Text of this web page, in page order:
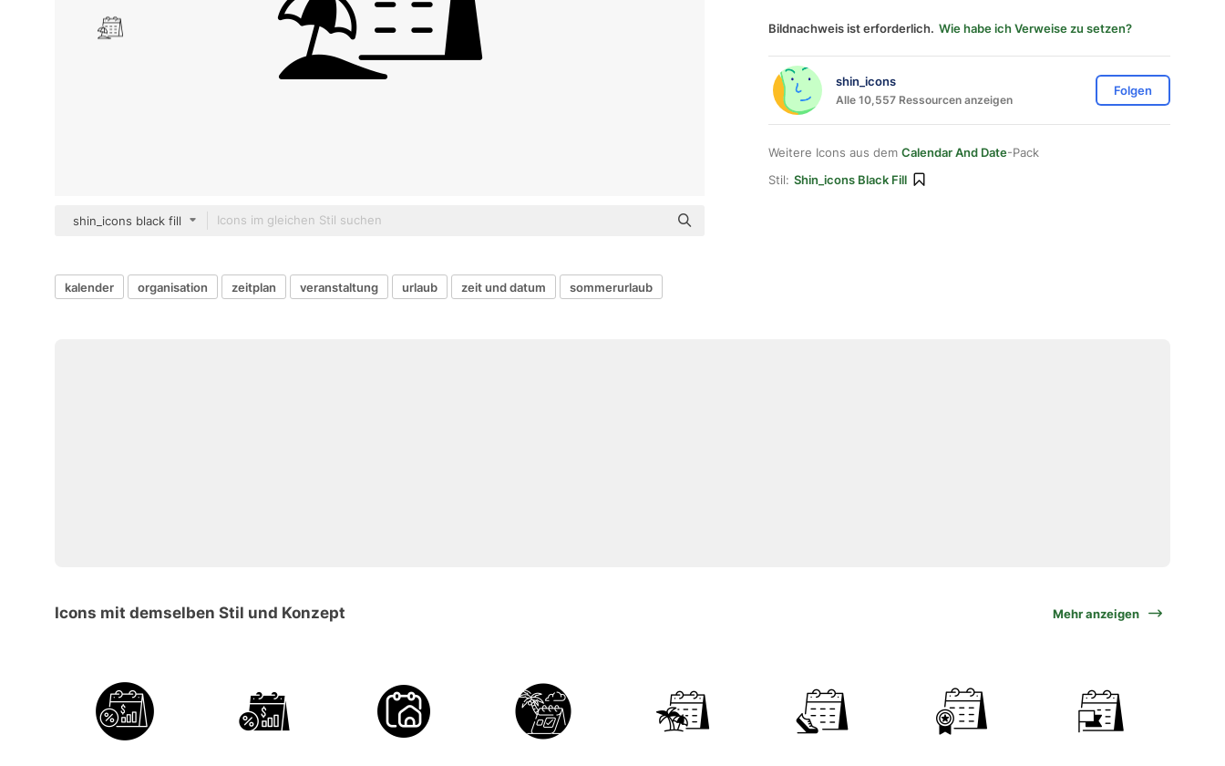
shin_icons black fill
Bildnachweis ist erforderlich. Wie habe ich Verweise zu setzen?
shin_icons
Alle 10,557 Ressourcen anzeigen
Folgen
Weitere Icons aus dem Calendar And Date-Pack
Stil: Shin_icons Black Fill
kalender organisation zeitplan veranstaltung urlaub zeit und datum sommerurlaub
Icons mit demselben Stil und Konzept Mehr anzeigen